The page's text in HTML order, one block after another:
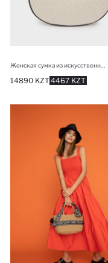
4467 KZT
14890 KZT